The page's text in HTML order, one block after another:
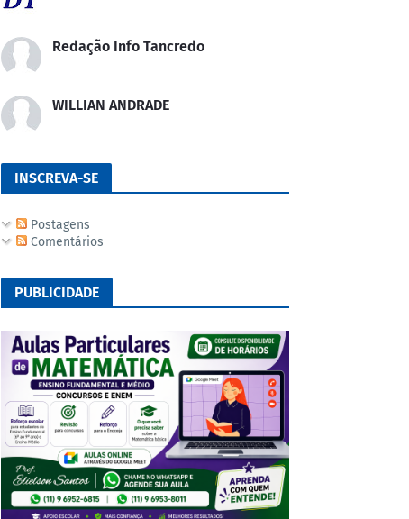
Redação Info Tancredo
WILLIAN ANDRADE
INSCREVA-SE
Postagens
Comentários
PUBLICIDADE